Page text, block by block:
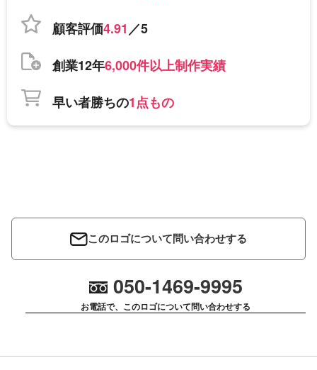
顧客評価4.91／5
創業12年6,000件以上制作実績
早い者勝ちの1点もの
このロゴについて問い合わせする
050-1469-9995
お電話で、このロゴについて問い合わせする